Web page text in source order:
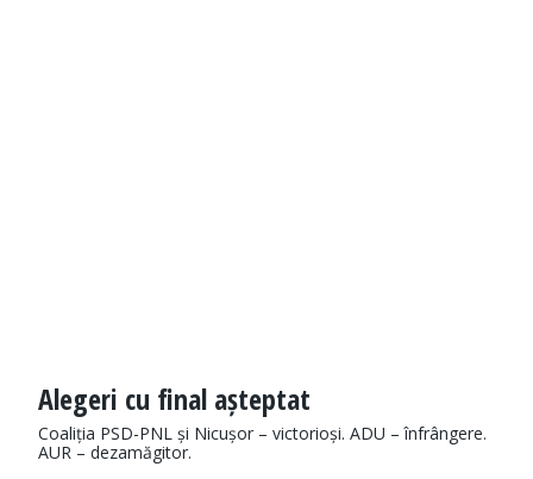
Alegeri cu final așteptat
Coaliția PSD-PNL și Nicușor – victorioși. ADU – înfrângere.
AUR – dezamăgitor.